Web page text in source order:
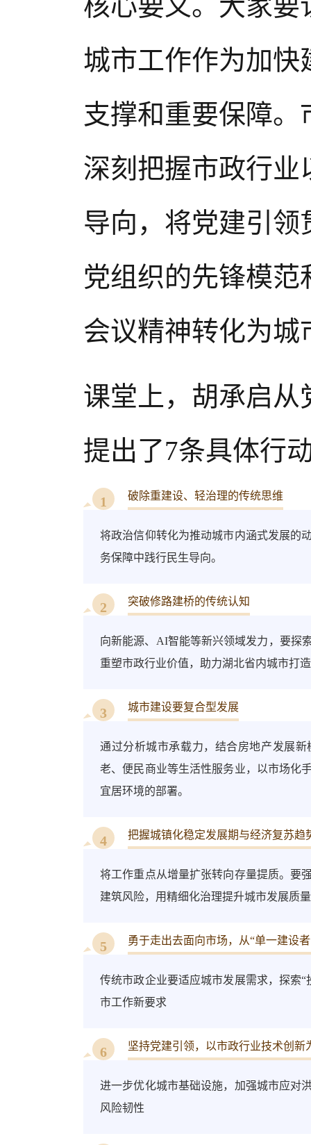
核心要义。大家
城市工作作为加
支撑和重要保障
深刻把握市政行
导向，将党建引
党组织的先锋模
会议精神转化为
课堂上，胡承启
提出了7条具体行
1 破除重建设、轻治理的传统思维
将政治信仰转化为推动城市内涵式发展的
务保障中践行民生导向。
2 突破修路建桥的传统认知
向新能源、AI智能等新兴领域发力，要探
重塑市政行业价值，助力湖北省内城市打
3 城市建设要复合型发展
通过分析城市承载力，结合房地产发展
老、便民商业等生活性服务业，以市场化
宜居环境的部署。
4 把握城镇化稳定发展期与经济复苏趋
将工作重点从增量扩张转向存量提质。要
建筑风险，用精细化治理提升城市发展质
5 勇于走出去面向市场， 从“单一建设
传统市政企业要适应城市发展需求，探索
市工作新要求
6 坚持党建引领， 以市政行业技术创新
进一步优化城市基础设施，加强城市应对
风险韧性